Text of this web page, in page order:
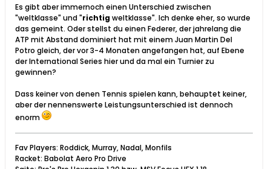
Es gibt aber immernoch einen Unterschied zwischen
"weltklasse" und "richtigweltklasse". Ich denke eher, so wurde
das gemeint. Oder stellst du einen Federer, der jahrelang die
ATP mit Abstand dominiert hat mit einem Juan Martin Del
Potro gleich, der vor 3-4 Monaten angefangen hat, auf Ebene
der International Series hier und da mal ein Turnier zu
gewinnen?
Dass keiner von denen Tennis spielen kann, behauptet keiner,
aber der nennenswerte Leistungsunterschied ist dennoch
enorm
Fav Players: Roddick, Murray, Nadal, Monfils
Racket: Babolat Aero Pro Drive